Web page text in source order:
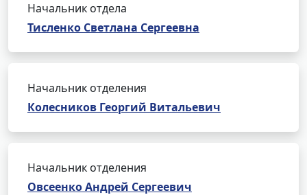
Начальник отдела
Тисленко Светлана Сергеевна
Начальник отделения
Колесников Георгий Витальевич
Начальник отделения
Овсеенко Андрей Сергеевич